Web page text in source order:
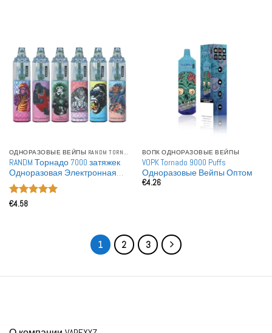
ОДНОРАЗОВЫЕ ВЕЙПЫ RANDM TORNADO
RANDM Торнадо 7000 затяжек
Одноразовая Электронная
сигарета
Оценка
€4.58
ВОПК ОДНОРАЗОВЫЕ ВЕЙПЫ
VOPK Tornado 9000 Puffs
Одноразовые Вейпы Оптом
€4.26
1 2 3